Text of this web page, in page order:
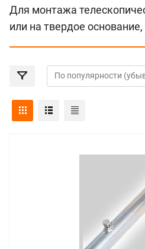
Для монтажа
или на твердое